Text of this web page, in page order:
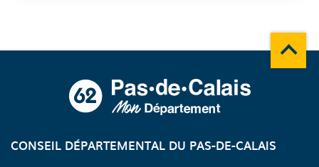
CONSEIL DÉPARTEMENTAL DU PAS-DE-CALAIS